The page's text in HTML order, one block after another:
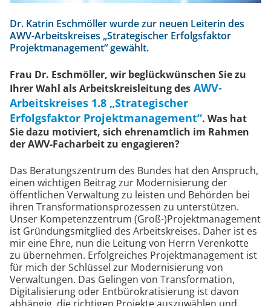
Dr. Katrin Eschmöller wurde zur neuen Leiterin des
AWV-Arbeitskreises „Strategischer Erfolgsfaktor
Projektmanagement“ gewählt.
Frau Dr. Eschmöller, wir beglückwünschen Sie zu
Ihrer Wahl als Arbeitskreisleitung des AWV-
Arbeitskreises 1.8 „Strategischer
Erfolgsfaktor Projektmanagement“. Was hat
Sie dazu motiviert, sich ehrenamtlich im Rahmen
der AWV-Facharbeit zu engagieren?
Das Beratungszentrum des Bundes hat den Anspruch,
einen wichtigen Beitrag zur Modernisierung der
öffentlichen Verwaltung zu leisten und Behörden bei
ihren Transformationsprozessen zu unterstützen.
Unser Kompetenzzentrum (Groß-)Projektmanagement
ist Gründungsmitglied des Arbeitskreises. Daher ist es
mir eine Ehre, nun die Leitung von Herrn Verenkotte
zu übernehmen. Erfolgreiches Projektmanagement ist
für mich der Schlüssel zur Modernisierung von
Verwaltungen. Das Gelingen von Transformation,
Digitalisierung oder Entbürokratisierung ist davon